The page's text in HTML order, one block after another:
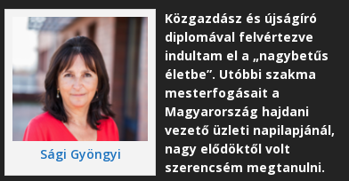
Sági Gyöngyi
Közgazdász és újságíró
diplomával felvértezve
indultam el a „nagybetűs
életbe”. Utóbbi szakma
mesterfogásait a
Magyarország hajdani
vezető üzleti napilapjánál,
nagy elődöktől volt
szerencsém megtanulni.